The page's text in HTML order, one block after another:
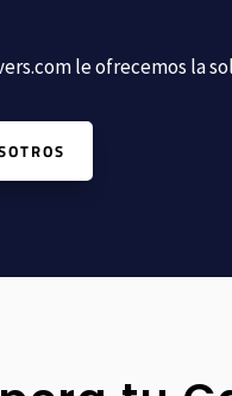
le ofrecemos la